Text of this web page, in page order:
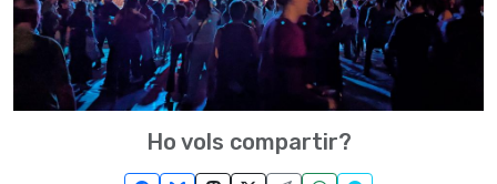
Ho vols compartir?